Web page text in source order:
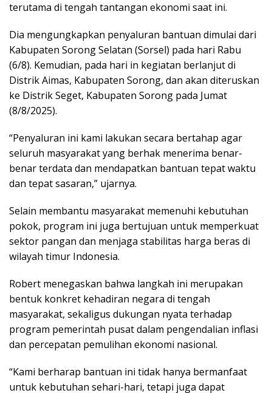
terutama di tengah tantangan ekonomi saat ini.
Dia mengungkapkan penyaluran bantuan dimulai dari
Kabupaten Sorong Selatan (Sorsel) pada hari Rabu
(6/8). Kemudian, pada hari in kegiatan berlanjut di
Distrik Aimas, Kabupaten Sorong, dan akan diteruskan
ke Distrik Seget, Kabupaten Sorong pada Jumat
(8/8/2025).
“Penyaluran ini kami lakukan secara bertahap agar
seluruh masyarakat yang berhak menerima benar-
benar terdata dan mendapatkan bantuan tepat waktu
dan tepat sasaran,” ujarnya.
Selain membantu masyarakat memenuhi kebutuhan
pokok, program ini juga bertujuan untuk memperkuat
sektor pangan dan menjaga stabilitas harga beras di
wilayah timur Indonesia.
Robert menegaskan bahwa langkah ini merupakan
bentuk konkret kehadiran negara di tengah
masyarakat, sekaligus dukungan nyata terhadap
program pemerintah pusat dalam pengendalian inflasi
dan percepatan pemulihan ekonomi nasional.
“Kami berharap bantuan ini tidak hanya bermanfaat
untuk kebutuhan sehari-hari, tetapi juga dapat